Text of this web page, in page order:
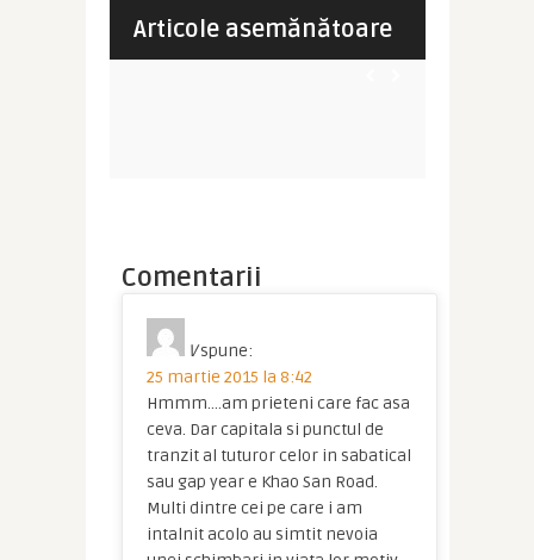
Articole asemănătoare
AMERICA DE SUD
Comentarii
Vspune:
25 martie 2015 la 8:42
Hmmm….am prieteni care fac asa
ceva. Dar capitala si punctul de
tranzit al tuturor celor in sabatical
sau gap year e Khao San Road.
Multi dintre cei pe care i am
intalnit acolo au simtit nevoia